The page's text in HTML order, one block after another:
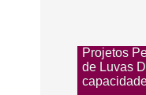
Projetos
de Luvas